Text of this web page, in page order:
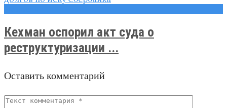
Кехман оспорил акт суда о
реструктуризации ...
Оставить комментарий